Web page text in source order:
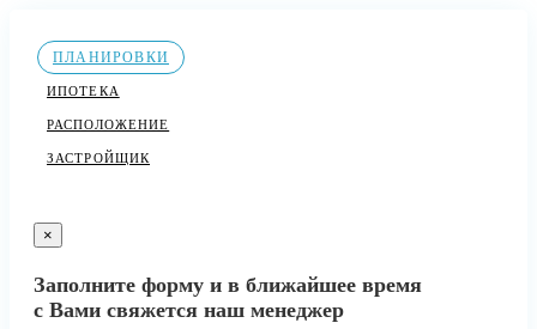
ПЛАНИРОВКИ
ИПОТЕКА
РАСПОЛОЖЕНИЕ
ЗАСТРОЙЩИК
×
Заполните форму и в ближайшее время
с Вами свяжется наш менеджер